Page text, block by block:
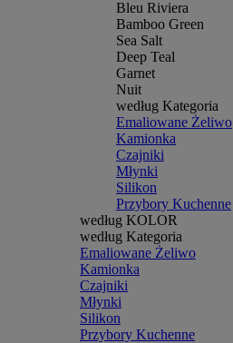
Bleu Riviera
Bamboo Green
Sea Salt
Deep Teal
Garnet
Nuit
według Kategoria
Emaliowane Żeliwo
Kamionka
Czajniki
Młynki
Silikon
Przybory Kuchenne
według KOLOR
według Kategoria
Emaliowane Żeliwo
Kamionka
Czajniki
Młynki
Silikon
Przybory Kuchenne